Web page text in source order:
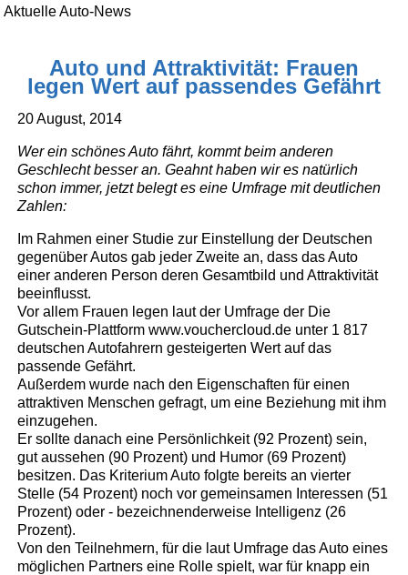
Aktuelle Auto-News
Auto und Attraktivität: Frauen
legen Wert auf passendes Gefährt
20 August, 2014
Wer ein schönes Auto fährt, kommt beim anderen
Geschlecht besser an. Geahnt haben wir es natürlich
schon immer, jetzt belegt es eine Umfrage mit deutlichen
Zahlen:
Im Rahmen einer Studie zur Einstellung der Deutschen
gegenüber Autos gab jeder Zweite an, dass das Auto
einer anderen Person deren Gesamtbild und Attraktivität
beeinflusst.
Vor allem Frauen legen laut der Umfrage der Die
Gutschein-Plattform www.vouchercloud.de unter 1 817
deutschen Autofahrern gesteigerten Wert auf das
passende Gefährt.
Außerdem wurde nach den Eigenschaften für einen
attraktiven Menschen gefragt, um eine Beziehung mit ihm
einzugehen.
Er sollte danach eine Persönlichkeit (92 Prozent) sein,
gut aussehen (90 Prozent) und Humor (69 Prozent)
besitzen. Das Kriterium Auto folgte bereits an vierter
Stelle (54 Prozent) noch vor gemeinsamen Interessen (51
Prozent) oder - bezeichnenderweise Intelligenz (26
Prozent).
Von den Teilnehmern, für die laut Umfrage das Auto eines
möglichen Partners eine Rolle spielt, war für knapp ein